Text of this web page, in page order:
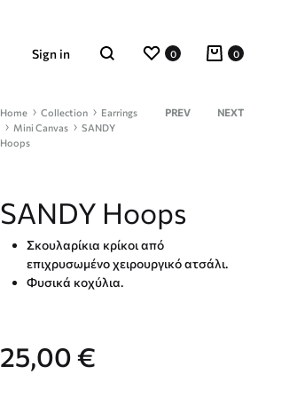
Sign in
Search
Wishlist
0 Cart
0
Home Collection
Earrings
Mini Canvas
SANDY
Hoops
Product
PREV NEXT
SANDY Hoops
Σκουλαρίκια κρίκοι από
επιχρυσωμένο χειρουργικό ατσάλι.
Φυσικά κοχύλια.
25,00€